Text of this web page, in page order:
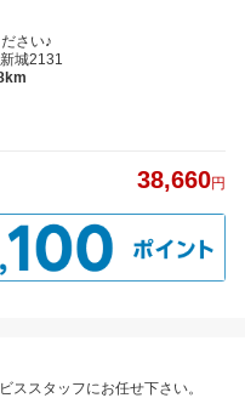
さい♪
城2131
38,660円
ススタッフにお任せ下さい。